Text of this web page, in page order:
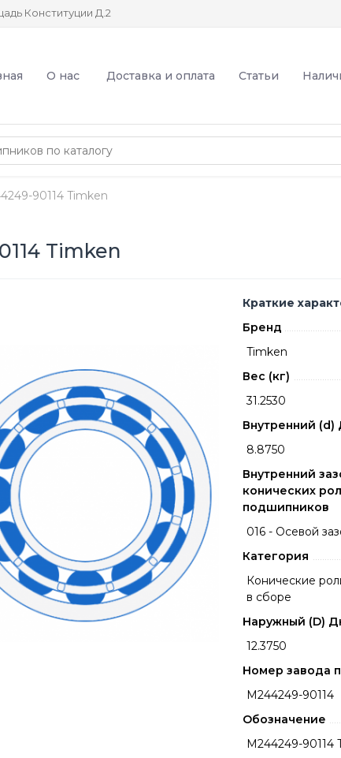
Конституции Д.2
О нас Доставка и оплата Статьи
90114 Timken
Timken
Краткие
Бренд
Timken
Вес (кг)
31.2530
Внутренний
8.8750
Внутренний
конических
подшипников
016 - Осевой
Категория
Конические
в сборе
Наружный (D)
12.3750
Номер завода
M244249-90114
Обозначение
M244249-90114